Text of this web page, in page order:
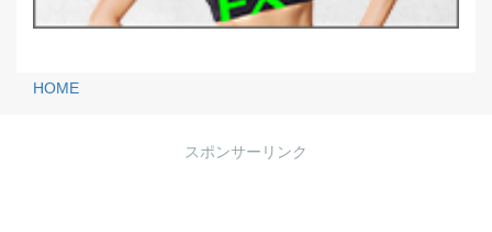
HOME
スポンサーリンク